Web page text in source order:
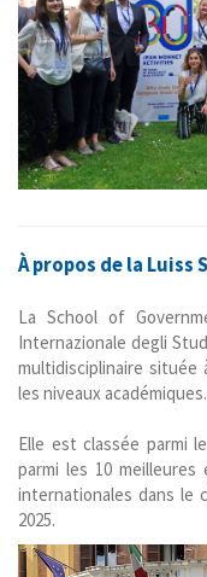
À propos de la Luiss
La School of
Internazionale degli
multidisciplinaire située
les niveaux académiques.
Elle est classée parmi
parmi les 10
internationales dans le
2025.